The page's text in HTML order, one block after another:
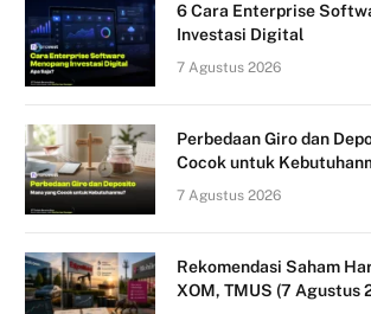
6 Cara Enterprise
Investasi Digital
7 Agustus 2026
Perbedaan Giro dan
Cocok untuk
7 Agustus 2026
Rekomendasi Saham
XOM, TMUS (7 Agustus